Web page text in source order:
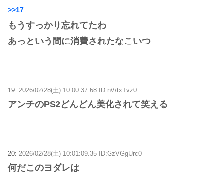
>>17
もうすっかり忘れてたわ
あっという間に消費されたなこいつ
19: 2026/02/28(土) 10:00:37.68 ID:nV/txTvz0
アンチのPS2どんどん美化されて笑える
20: 2026/02/28(土) 10:01:09.35 ID:GzVGgUrc0
何だこのヨダレは